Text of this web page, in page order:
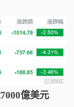
億美元